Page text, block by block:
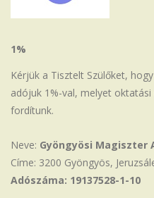
1%
Kérjük a Tisztelt Szülőket,
adójuk 1%-val, melyet
fordítunk.
Neve: Gyöngyösi Magiszter
Címe: 3200 Gyöngyös,
Adószáma: 19137528-1-10